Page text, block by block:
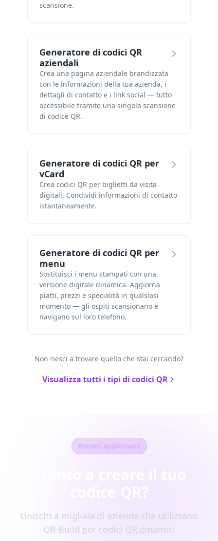
scansione.
Generatore di codici QR
aziendali
Crea una pagina aziendale brandizzata
con le informazioni della tua azienda, i
dettagli di contatto e i link social — tutto
accessibile tramite una singola scansione
di codice QR.
Generatore di codici QR per
vCard
Crea codici QR per biglietti da visita
digitali. Condividi informazioni di contatto
istantaneamente.
Generatore di codici QR per
menu
Sostituisci i menu stampati con una
versione digitale dinamica. Aggiorna
piatti, prezzi e specialità in qualsiasi
momento — gli ospiti scansionano e
navigano sul loro telefono.
Non riesci a trovare quello che stai cercando?
Visualizza tutti i tipi di codici QR
Rimani aggiornato
Unisciti a migliaia di aziende che utilizzano
QR-Build per codici QR dinamici